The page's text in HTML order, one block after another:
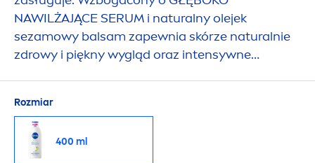
NAWILŻAJĄCE SERUM i naturalny olejek
sezamowy balsam zapewnia skórze naturalnie
zdrowy i piękny wygląd oraz intensywne
Rozmiar
400 ml